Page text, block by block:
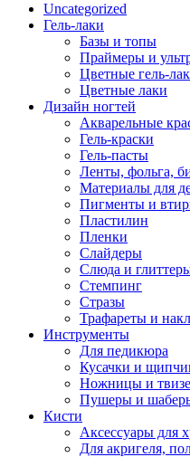
Uncategorized
Гель-лаки
Базы и топы
Праймеры и
Цветные гель-
Цветные лаки
Дизайн ногтей
Акварельные
Гель-краски
Гель-пасты
Ленты, фольга,
Материалы для
Пигменты и
Пластилин
Пленки
Слайдеры
Слюда и
Стемпинг
Стразы
Трафареты и
Инструменты
Для педикюра
Кусачки и
Ножницы и
Пушеры и
Кисти
Аксессуары для
Для акригеля,